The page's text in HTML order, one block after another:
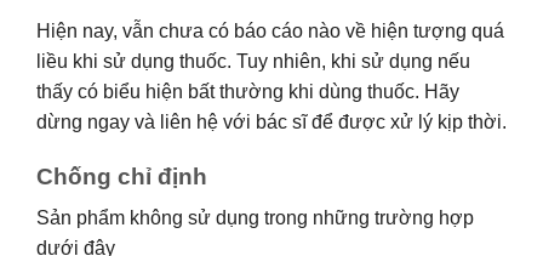
Hiện nay, vẫn chưa có báo cáo nào về hiện tượng quá
liều khi sử dụng thuốc. Tuy nhiên, khi sử dụng nếu
thấy có biểu hiện bất thường khi dùng thuốc. Hãy
dừng ngay và liên hệ với bác sĩ để được xử lý kịp thời.
Chống chỉ định
Sản phẩm không sử dụng trong những trường hợp
dưới đây